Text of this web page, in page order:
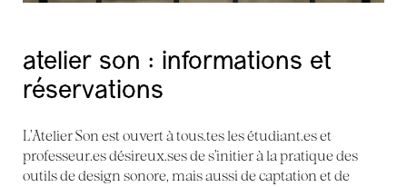
atelier son : informations et
réservations
L’Atelier Son est ouvert à tous.tes les étudiant.es et
professeur.es désireux.ses de s’initier à la pratique des
outils de design sonore, mais aussi de captation et de